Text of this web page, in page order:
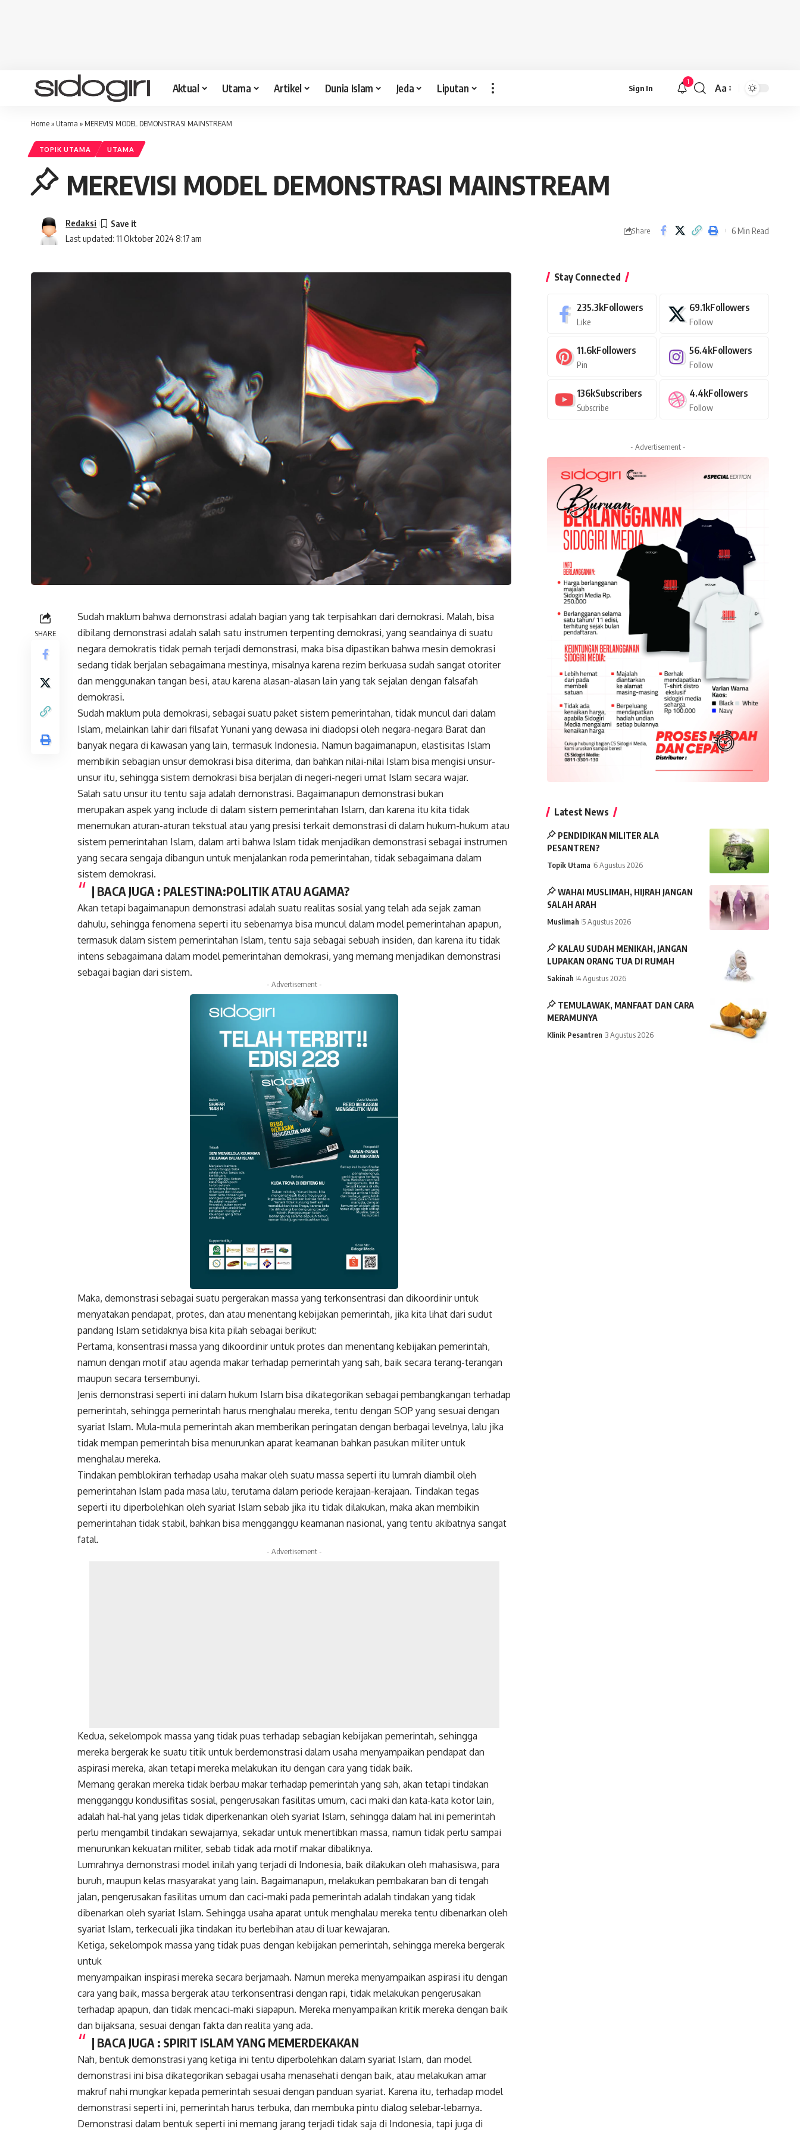
Aktual Utama Artikel Dunia Islam Jeda Liputan Sign In
1
Font
Aa
Home» Utama » MEREVISI MODEL DEMONSTRASI MAINSTREAM
TOPIK UTAMA UTAMA
MEREVISI MODEL DEMONSTRASI MAINSTREAM
Last updated: 11 Oktober 2024 8:17 am
Redaksi
Share 6 Min Read
SHARE
Sudah maklum bahwa demonstrasi adalah bagian yang tak terpisahkan dari demokrasi. Malah, bisa
dibilang demonstrasi adalah salah satu instrumen terpenting demokrasi, yang seandainya di suatu
negara demokratis tidak pernah terjadi demonstrasi, maka bisa dipastikan bahwa mesin demokrasi
sedang tidak berjalan sebagaimana mestinya, misalnya karena rezim berkuasa sudah sangat otoriter
dan menggunakan tangan besi, atau karena alasan-alasan lain yang tak sejalan dengan falsafah
demokrasi.
Sudah maklum pula demokrasi, sebagai suatu paket sistem pemerintahan, tidak muncul dari dalam
Islam, melainkan lahir dari filsafat Yunani yang dewasa ini diadopsi oleh negara-negara Barat dan
banyak negara di kawasan yang lain, termasuk Indonesia. Namun bagaimanapun, elastisitas Islam
membikin sebagian unsur demokrasi bisa diterima, dan bahkan nilai-nilai Islam bisa mengisi unsur-
unsur itu, sehingga sistem demokrasi bisa berjalan di negeri-negeri umat Islam secara wajar.
Salah satu unsur itu tentu saja adalah demonstrasi. Bagaimanapun demonstrasi bukan
merupakan aspek yang include di dalam sistem pemerintahan Islam, dan karena itu kita tidak
menemukan aturan-aturan tekstual atau yang presisi terkait demonstrasi di dalam hukum-hukum atau
sistem pemerintahan Islam, dalam arti bahwa Islam tidak menjadikan demonstrasi sebagai instrumen
yang secara sengaja dibangun untuk menjalankan roda pemerintahan, tidak sebagaimana dalam
sistem demokrasi.
| BACA JUGA : PALESTINA:POLITIK ATAU AGAMA?
Akan tetapi bagaimanapun demonstrasi adalah suatu realitas sosial yang telah ada sejak zaman
dahulu, sehingga fenomena seperti itu sebenarnya bisa muncul dalam model pemerintahan apapun,
termasuk dalam sistem pemerintahan Islam, tentu saja sebagai sebuah insiden, dan karena itu tidak
intens sebagaimana dalam model pemerintahan demokrasi, yang memang menjadikan demonstrasi
sebagai bagian dari sistem.
- Advertisement -
Facebook
Gmail
Facebook Twitter Gmail
Maka, demonstrasi sebagai suatu pergerakan massa yang terkonsentrasi dan dikoordinir untuk
menyatakan pendapat, protes, dan atau menentang kebijakan pemerintah, jika kita lihat dari sudut
pandang Islam setidaknya bisa kita pilah sebagai berikut:
Pertama, konsentrasi massa yang dikoordinir untuk protes dan menentang kebijakan pemerintah,
namun dengan motif atau agenda makar terhadap pemerintah yang sah, baik secara terang-terangan
maupun secara tersembunyi.
Jenis demonstrasi seperti ini dalam hukum Islam bisa dikategorikan sebagai pembangkangan terhadap
pemerintah, sehingga pemerintah harus menghalau mereka, tentu dengan SOP yang sesuai dengan
syariat Islam. Mula-mula pemerintah akan memberikan peringatan dengan berbagai levelnya, lalu jika
tidak mempan pemerintah bisa menurunkan aparat keamanan bahkan pasukan militer untuk
menghalau mereka.
Tindakan pemblokiran terhadap usaha makar oleh suatu massa seperti itu lumrah diambil oleh
pemerintahan Islam pada masa lalu, terutama dalam periode kerajaan-kerajaan. Tindakan tegas
seperti itu diperbolehkan oleh syariat Islam sebab jika itu tidak dilakukan, maka akan membikin
pemerintahan tidak stabil, bahkan bisa mengganggu keamanan nasional, yang tentu akibatnya sangat
fatal.
- Advertisement -
Kedua, sekelompok massa yang tidak puas terhadap sebagian kebijakan pemerintah, sehingga
mereka bergerak ke suatu titik untuk berdemonstrasi dalam usaha menyampaikan pendapat dan
aspirasi mereka, akan tetapi mereka melakukan itu dengan cara yang tidak baik.
Memang gerakan mereka tidak berbau makar terhadap pemerintah yang sah, akan tetapi tindakan
mengganggu kondusifitas sosial, pengerusakan fasilitas umum, caci maki dan kata-kata kotor lain,
adalah hal-hal yang jelas tidak diperkenankan oleh syariat Islam, sehingga dalam hal ini pemerintah
perlu mengambil tindakan sewajarnya, sekadar untuk menertibkan massa, namun tidak perlu sampai
menurunkan kekuatan militer, sebab tidak ada motif makar dibaliknya.
Lumrahnya demonstrasi model inilah yang terjadi di Indonesia, baik dilakukan oleh mahasiswa, para
buruh, maupun kelas masyarakat yang lain. Bagaimanapun, melakukan pembakaran ban di tengah
jalan, pengerusakan fasilitas umum dan caci-maki pada pemerintah adalah tindakan yang tidak
dibenarkan oleh syariat Islam. Sehingga usaha aparat untuk menghalau mereka tentu dibenarkan oleh
syariat Islam, terkecuali jika tindakan itu berlebihan atau di luar kewajaran.
Ketiga, sekelompok massa yang tidak puas dengan kebijakan pemerintah, sehingga mereka bergerak
untuk
menyampaikan inspirasi mereka secara berjamaah. Namun mereka menyampaikan aspirasi itu dengan
cara yang baik, massa bergerak atau terkonsentrasi dengan rapi, tidak melakukan pengerusakan
terhadap apapun, dan tidak mencaci-maki siapapun. Mereka menyampaikan kritik mereka dengan baik
dan bijaksana, sesuai dengan fakta dan realita yang ada.
| BACA JUGA : SPIRIT ISLAM YANG MEMERDEKAKAN
Nah, bentuk demonstrasi yang ketiga ini tentu diperbolehkan dalam syariat Islam, dan model
demonstrasi ini bisa dikategorikan sebagai usaha menasehati dengan baik, atau melakukan amar
makruf nahi mungkar kepada pemerintah sesuai dengan panduan syariat. Karena itu, terhadap model
demonstrasi seperti ini, pemerintah harus terbuka, dan membuka pintu dialog selebar-lebarnya.
Demonstrasi dalam bentuk seperti ini memang jarang terjadi tidak saja di Indonesia, tapi juga di
Stay Connected
235.3kFollowers
Like
69.1kFollowers
Follow
11.6kFollowers
Pin
56.4kFollowers
Follow
136kSubscribers
Subscribe
4.4kFollowers
Follow
- Advertisement -
Latest News
PENDIDIKAN MILITER ALA
PESANTREN?
Topik Utama 6 Agustus 2026
WAHAI MUSLIMAH, HIJRAH JANGAN
SALAH ARAH
Muslimah 5 Agustus 2026
KALAU SUDAH MENIKAH, JANGAN
LUPAKAN ORANG TUA DI RUMAH
Sakinah 4 Agustus 2026
TEMULAWAK, MANFAAT DAN CARA
MERAMUNYA
Klinik Pesantren 3 Agustus 2026